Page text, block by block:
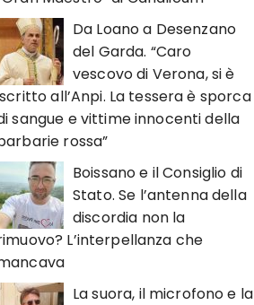
Da Loano a Desenzano
del Garda. “Caro
vescovo di Verona, si è
all’Anpi. La tessera è sporca
sangue e vittime innocenti della
rossa”
Boissano e il Consiglio di
Stato. Se l’antenna della
discordia non la
L’interpellanza che
La suora, il microfono e la